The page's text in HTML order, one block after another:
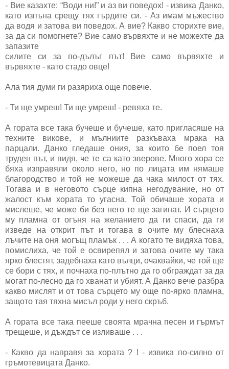
- Вие казахте: “Води ни!” и аз ви поведох! - извика Данко,
като изпъна срещу тях гърдите си. - Аз имам мъжество
да водя и затова ви поведох. А вие? Какво сторихте вие,
за да си помогнете? Вие само вървяхте и не можехте да
запазите
силите си за по-дълъг път! Вие само вървяхте и
вървяхте - като стадо овце!
Ала тия думи ги разяриха още повече.
- Ти ще умреш! Ти ще умреш! - ревяха те.
А гората все така бучеше и бучеше, като пригласяше на
техните викове, и мълниите разкъваха мрака на
парцали. Данко гледаше ония, за които бе поел тоя
труден път, и видя, че те са като зверове. Много хора се
бяха изправяли около него, но по лицата им нямаше
благородство и той не можеше да чака милост от тях.
Тогава и в неговото сърце кипна негодувание, но от
жалост към хората то угасна. Той обичаше хората и
мислеше, че може би без него те ще загинат. И сърцето
му пламна от огъня на желанието да ги спаси, да ги
изведе на открит път и тогава в очите му блеснаха
лъчите на оня могъщ пламък . . . А когато те видяха това,
помислиха, че той е освирепял и затова очите му така
ярко блестят, задебнаха като вълци, очаквайки, че той ще
се бори с тях, и почнаха по-плътно да го обграждат за да
могат по-лесно да го хванат и убият. А Данко вече разбра
какво мислят и от това сърцето му още по-ярко пламна,
защото тая тяхна мисъл роди у него скръб.
А гората все така пееше своята мрачна песен и гърмът
трещеше, и дъждът се изливаше . . .
- Какво да направя за хората ? ! - извика по-силно от
гръмотевицата Данко.